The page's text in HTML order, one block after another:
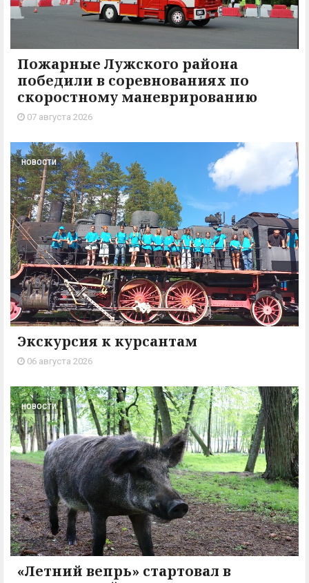
Пожарные Лужского района
победили в соревнованиях по
скоростному маневрированию
07 августа 2026
НОВОСТИ
Экскурсия к курсантам
06 августа 2026
НОВОСТИ
«Летний вепрь» стартовал в